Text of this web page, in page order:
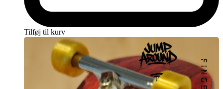
Tilføj til kurv